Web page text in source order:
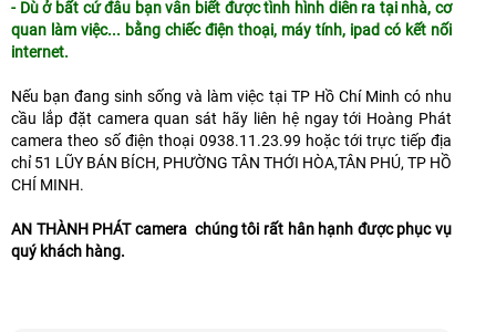
- Dù ở bất cứ đâu bạn vẫn biết được tình hình diễn ra tại nhà, cơ
quan làm việc... bằng chiếc điện thoại, máy tính, ipad có kết nối
internet.
Nếu bạn đang sinh sống và làm việc tại TP Hồ Chí Minh có nhu
cầu lắp đặt camera quan sát hãy liên hệ ngay tới Hoàng Phát
camera theo số điện thoại 0938.11.23.99 hoặc tới trực tiếp địa
chỉ 51 LŨY BÁN BÍCH, PHƯỜNG TÂN THỚI HÒA,TÂN PHÚ, TP HỒ
CHÍ MINH.
AN THÀNH PHÁT camera chúng tôi rất hân hạnh được phục vụ
quý khách hàng.